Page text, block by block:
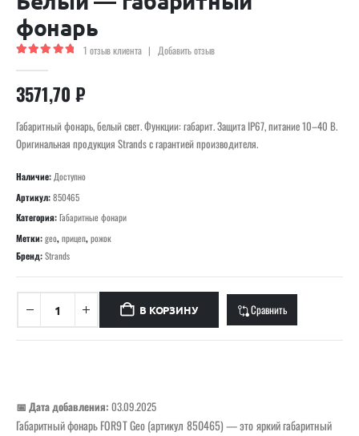
фонарь
1 отзыв клиента | Добавить отзыв
3571,70 ₽
Габаритный фонарь, белый свет. Функции: габарит. Защита IP67, питание 10–40 В.
Оригинальная продукция Strands с гарантией производителя.
Наличие: Доступно
Артикул:850465
Категория:Габаритные фонари
Метки:geo,прицеп,рожок
Бренд:Strands
В КОРЗИНУ Сравнить
📅 Дата добавления: 03.09.2025
Габаритный фонарь FOR9T Geo (артикул 850465) — это яркий габаритный